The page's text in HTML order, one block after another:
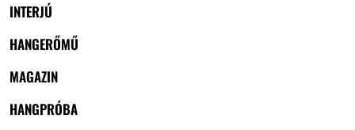
INTERJÚ
HANGERŐMŰ
MAGAZIN
HANGPRÓBA